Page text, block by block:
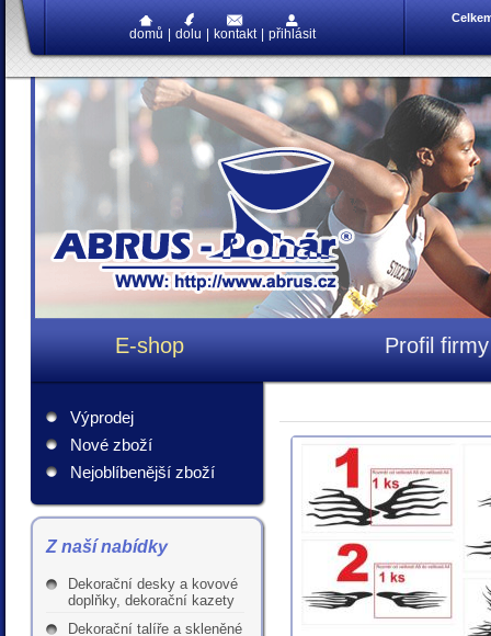
domů dolu kontakt přihlásit
E-shop Profil firmy
Výprodej
Nové zboží
Nejoblíbenější zboží
Z naší nabídky
Dekorační desky a kovové
doplňky, dekorační kazety
Dekorační talíře a skleněné